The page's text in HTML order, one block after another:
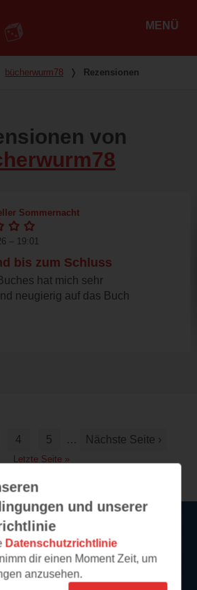
MENÜ
bücherwurm78 ❭ Rezensionen
von
Sommernacht
– 19:01
bis zum Schluss
hat mich sehr
neugierig auf das Buch
4 5 … Nächste Seite ›
Letzte Seite »
und unserer
Datenschutzrichtlinie
dir einen Moment Zeit, um
anzusehen.
Service
So funktioniert‘s